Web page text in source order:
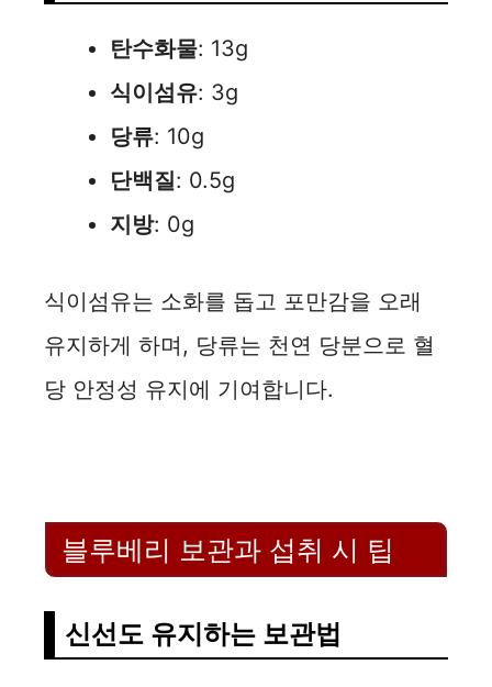
탄수화물: 13g
식이섬유: 3g
당류: 10g
단백질: 0.5g
지방: 0g
식이섬유는 소화를 돕고 포만감을 오래
유지하게 하며, 당류는 천연 당분으로 혈
당 안정성 유지에 기여합니다.
블루베리 보관과 섭취 시 팁
신선도 유지하는 보관법